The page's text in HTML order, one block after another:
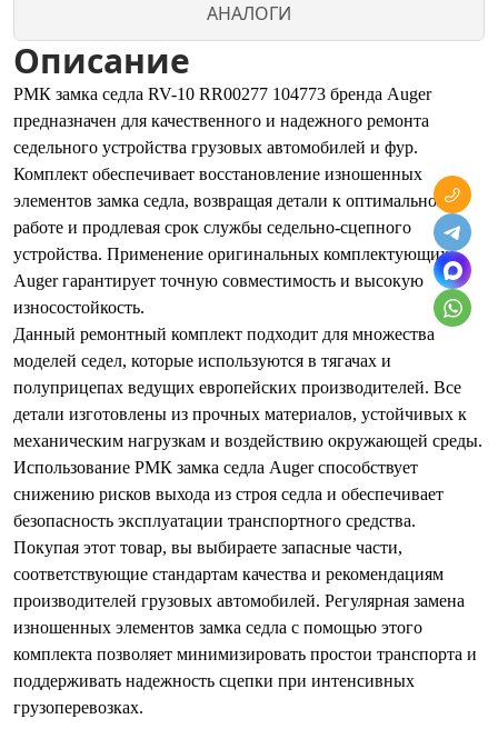
АНАЛОГИ
Описание
РМК замка седла RV-10 RR00277 104773 бренда Auger
предназначен для качественного и надежного ремонта
седельного устройства грузовых автомобилей и фур.
Комплект обеспечивает восстановление изношенных
элементов замка седла, возвращая детали к оптимальной
работе и продлевая срок службы седельно-сцепного
устройства. Применение оригинальных комплектующих
Auger гарантирует точную совместимость и высокую
износостойкость.
Данный ремонтный комплект подходит для множества
моделей седел, которые используются в тягачах и
полуприцепах ведущих европейских производителей. Все
детали изготовлены из прочных материалов, устойчивых к
механическим нагрузкам и воздействию окружающей среды.
Использование РМК замка седла Auger способствует
снижению рисков выхода из строя седла и обеспечивает
безопасность эксплуатации транспортного средства.
Покупая этот товар, вы выбираете запасные части,
соответствующие стандартам качества и рекомендациям
производителей грузовых автомобилей. Регулярная замена
изношенных элементов замка седла с помощью этого
комплекта позволяет минимизировать простои транспорта и
поддерживать надежность сцепки при интенсивных
грузоперевозках.